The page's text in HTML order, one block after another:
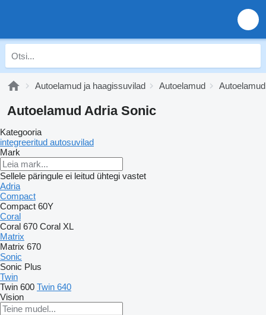
Autoelamud ja haagissuvilad Autoelamud
Autoelamud Adria Sonic
Kategooria
integreeritud autosuvilad
Mark
Sellele päringule ei leitud ühtegi vastet
Adria
Compact
Compact 60Y
Coral
Coral 670 Coral XL
Matrix
Matrix 670
Sonic
Sonic Plus
Twin
Twin 600 Twin 640
Vision